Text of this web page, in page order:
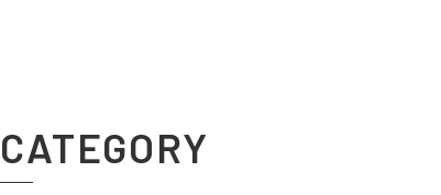
CATEGORY